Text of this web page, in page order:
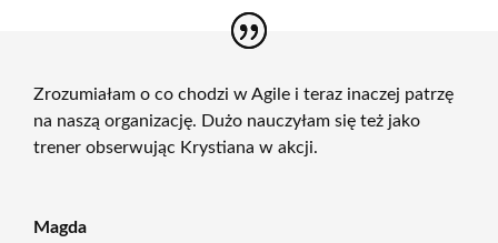
Zrozumiałam o co chodzi w Agile i teraz inaczej patrzę
na naszą organizację. Dużo nauczyłam się też jako
trener obserwując Krystiana w akcji.
Magda